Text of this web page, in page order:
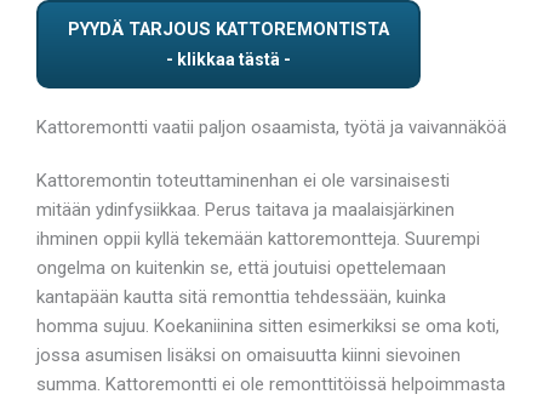
PYYDÄ TARJOUS KATTOREMONTISTA
Kattoremontti vaatii paljon osaamista, työtä ja vaivannäköä
Kattoremontin toteuttaminenhan ei ole varsinaisesti
mitään ydinfysiikkaa. Perus taitava ja maalaisjärkinen
ihminen oppii kyllä tekemään kattoremontteja. Suurempi
ongelma on kuitenkin se, että joutuisi opettelemaan
kantapään kautta sitä remonttia tehdessään, kuinka
homma sujuu. Koekaniinina sitten esimerkiksi se oma koti,
jossa asumisen lisäksi on omaisuutta kiinni sievoinen
summa. Kattoremontti ei ole remonttitöissä helpoimmasta